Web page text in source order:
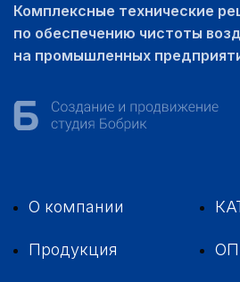
Комплексные технические
по обеспечению чистоты
на промышленных
О компании
Продукция